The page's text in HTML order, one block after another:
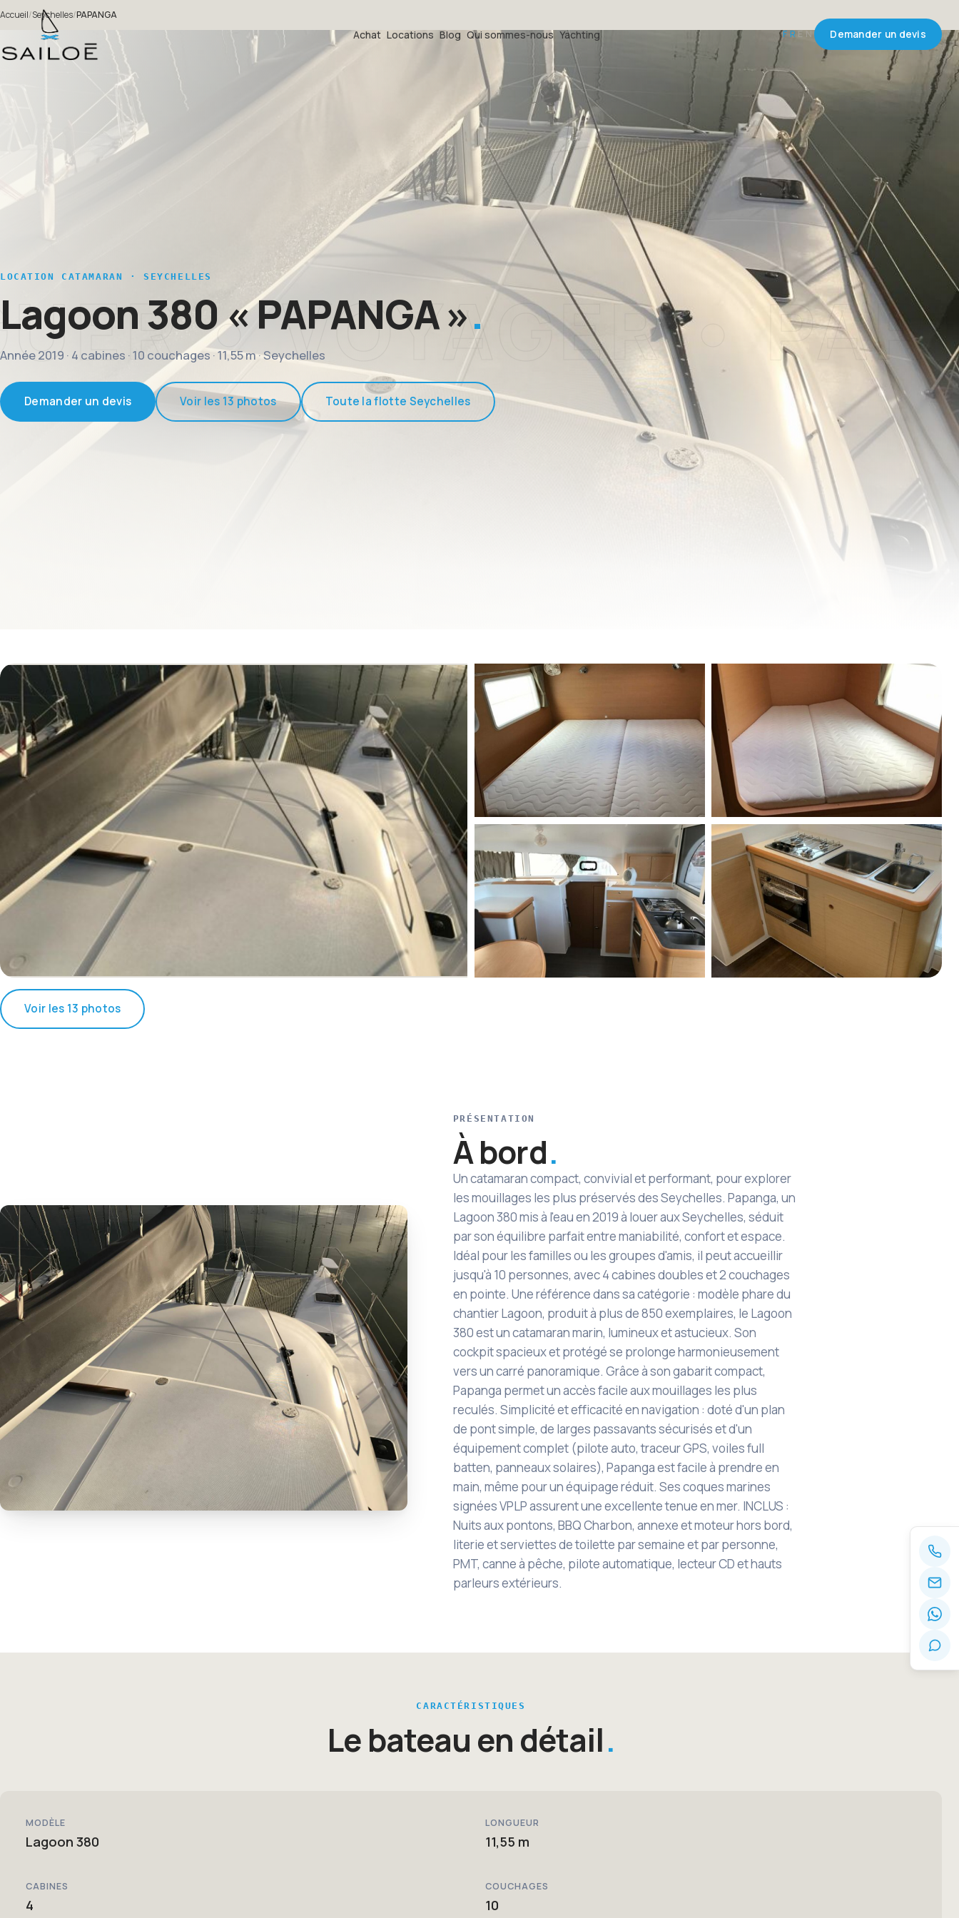
Achat Locations Blog Qui sommes-nous Yachting FREN Demander un devis
Accueil/Seychelles/PAPANGA
LOCATION CATAMARAN · SEYCHELLES
Lagoon 380« PAPANGA »
Année 2019 · 4 cabines · 10 couchages · 11,55 m · Seychelles
Demander un devis Voir les 13 photos Toute la flotte Seychelles
Voir les 13 photos
PRÉSENTATION
À bord
Un catamaran compact, convivial et performant, pour explorer
les mouillages les plus préservés des Seychelles. Papanga, un
Lagoon 380 mis à l'eau en 2019 à louer aux Seychelles, séduit
par son équilibre parfait entre maniabilité, confort et espace.
Idéal pour les familles ou les groupes d'amis, il peut accueillir
jusqu'à 10 personnes, avec 4 cabines doubles et 2 couchages
en pointe. Une référence dans sa catégorie : modèle phare du
chantier Lagoon, produit à plus de 850 exemplaires, le Lagoon
380 est un catamaran marin, lumineux et astucieux. Son
cockpit spacieux et protégé se prolonge harmonieusement
vers un carré panoramique. Grâce à son gabarit compact,
Papanga permet un accès facile aux mouillages les plus
reculés. Simplicité et efficacité en navigation : doté d'un plan
de pont simple, de larges passavants sécurisés et d'un
équipement complet (pilote auto, traceur GPS, voiles full
batten, panneaux solaires), Papanga est facile à prendre en
main, même pour un équipage réduit. Ses coques marines
signées VPLP assurent une excellente tenue en mer. INCLUS :
Nuits aux pontons, BBQ Charbon, annexe et moteur hors bord,
literie et serviettes de toilette par semaine et par personne,
PMT, canne à pêche, pilote automatique, lecteur CD et hauts
parleurs extérieurs.
CARACTÉRISTIQUES
Le bateau en détail
MODÈLE
Lagoon 380
LONGUEUR
11,55 m
CABINES
4
COUCHAGES
10